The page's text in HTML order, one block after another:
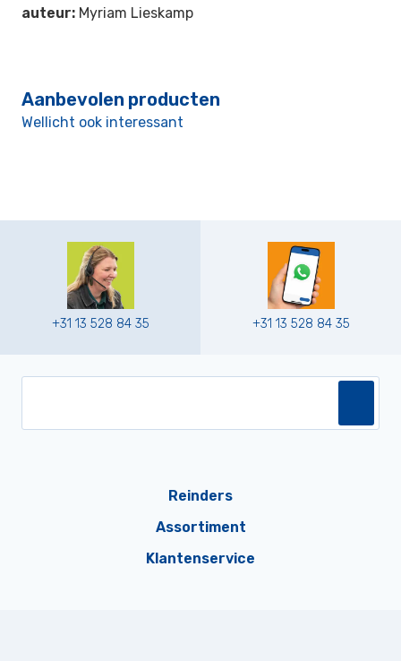
auteur: Myriam Lieskamp
Aanbevolen producten
Wellicht ook interessant
+31 13 528 84 35 +31 13 528 84 35
Reinders
Assortiment
Klantenservice